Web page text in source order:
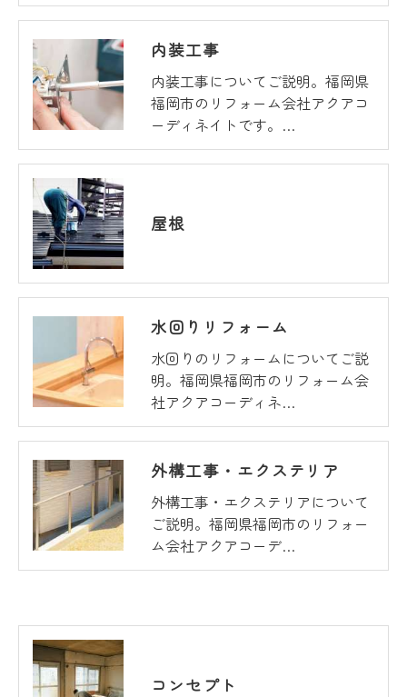
内装工事
内装工事についてご説明。福岡県
福岡市のリフォーム会社アクアコ
ーディネイトです。…
屋根
水回りリフォーム
水回りのリフォームについてご説
明。福岡県福岡市のリフォーム会
社アクアコーディネ…
外構工事・エクステリア
外構工事・エクステリアについて
ご説明。福岡県福岡市のリフォー
ム会社アクアコーデ…
コンセプト